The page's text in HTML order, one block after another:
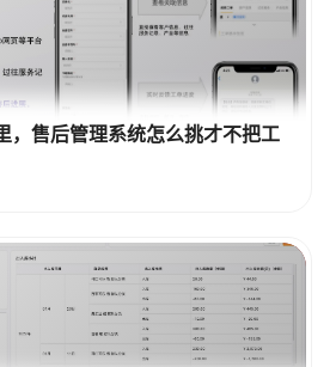
，售后管理系统怎么挑才不把工